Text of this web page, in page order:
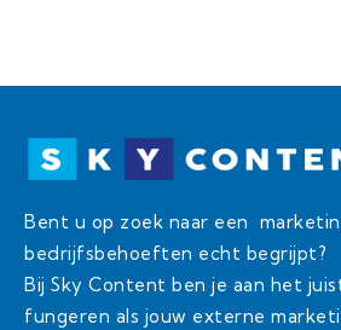
Bent u op zoek naar een
bedrijfsbehoeften echt begrijpt?
Bij Sky Content ben je aan het
fungeren als jouw externe